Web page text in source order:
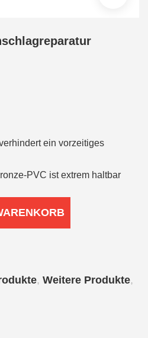
ein vorzeitiges
PVC ist extrem haltbar
, Weitere Produkte,